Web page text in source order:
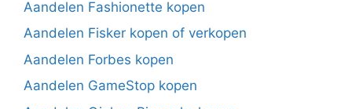
Aandelen Fashionette kopen
Aandelen Fisker kopen of verkopen
Aandelen Forbes kopen
Aandelen GameStop kopen